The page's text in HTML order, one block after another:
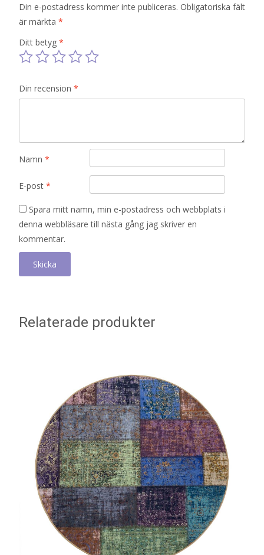
Din e-postadress kommer inte publiceras. Obligatoriska fält
är märkta *
Ditt betyg *
Din recension *
Namn *
E-post *
Spara mitt namn, min e-postadress och webbplats i
denna webbläsare till nästa gång jag skriver en
kommentar.
Relaterade produkter